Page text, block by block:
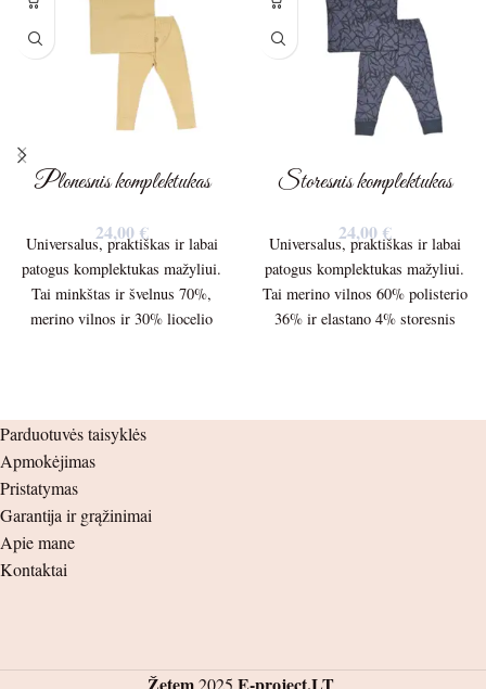
Plonesnis komplektukas
24,00 €
Universalus, praktiškas ir labai
patogus komplektukas mažyliui.
Tai minkštas ir švelnus 70%,
merino vilnos ir 30% liocelio
– 30cm. Rankovės ilgis nuo
peties siūlės – 34cm. nuo
pažastėlės – 29cm. Kelnių ilgis –
51cm. nuo klynuko – 33cm.
Šlaunis – 16cm. Juosmuo ( guma
Storesnis komplektukas
24,00 €
Universalus, praktiškas ir labai
patogus komplektukas mažyliui.
Tai merino vilnos 60% polisterio
36% ir elastano 4% storesnis
ilgis nuo peties siūlės – 30.5cm.
Parduotuvės taisyklės
Apmokėjimas
Pristatymas
Garantija ir grąžinimai
Apie mane
Kontaktai
2025